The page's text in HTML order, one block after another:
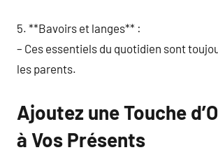
5. **Bavoirs et langes** :
– Ces essentiels du quotidien sont
les parents.
Ajoutez une Touche
à Vos Présents